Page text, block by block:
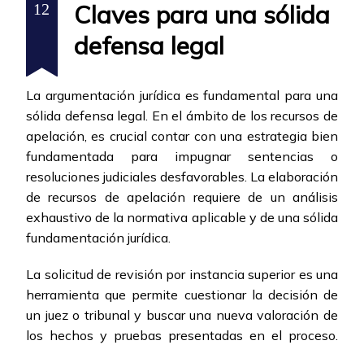
12
Claves para una sólida
defensa legal
La argumentación jurídica es fundamental para una
sólida defensa legal. En el ámbito de los recursos de
apelación, es crucial contar con una estrategia bien
fundamentada para impugnar sentencias o
resoluciones judiciales desfavorables. La elaboración
de recursos de apelación requiere de un análisis
exhaustivo de la normativa aplicable y de una sólida
fundamentación jurídica.
La solicitud de revisión por instancia superior es una
herramienta que permite cuestionar la decisión de
un juez o tribunal y buscar una nueva valoración de
los hechos y pruebas presentadas en el proceso.